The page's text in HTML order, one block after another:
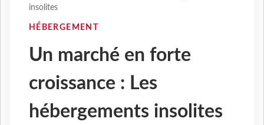
insolites
HÉBERGEMENT
Un marché en forte
croissance : Les
hébergements insolites